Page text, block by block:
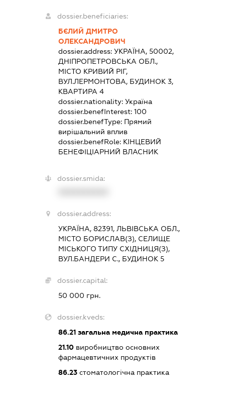
dossier.beneficiaries:
БЄЛИЙ ДМИТРО
ОЛЕКСАНДРОВИЧ
dossier.address: УКРАЇНА, 50002,
ДНІПРОПЕТРОВСЬКА ОБЛ.,
МІСТО КРИВИЙ РІГ,
ВУЛ.ЛЕРМОНТОВА, БУДИНОК 3,
КВАРТИРА 4
dossier.nationality: Україна
dossier.benefInterest: 100
dossier.benefType: Прямий
вирішальний вплив
dossier.benefRole: КІНЦЕВИЙ
БЕНЕФІЦІАРНИЙ ВЛАСНИК
dossier.smida:
dossier.address:
УКРАЇНА, 82391, ЛЬВІВСЬКА ОБЛ.,
МІСТО БОРИСЛАВ(З), СЕЛИЩЕ
МІСЬКОГО ТИПУ СХІДНИЦЯ(З),
ВУЛ.БАНДЕРИ С., БУДИНОК 5
dossier.capital:
50 000 грн.
dossier.kveds:
86.21загальна медична практика
21.10виробництво основних
фармацевтичних продуктів
86.23стоматологічна практика